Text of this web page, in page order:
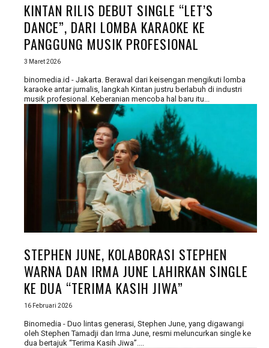
KINTAN RILIS DEBUT SINGLE “LET’S
DANCE”, DARI LOMBA KARAOKE KE
PANGGUNG MUSIK PROFESIONAL
3 Maret 2026
binomedia.id - Jakarta. Berawal dari keisengan mengikuti lomba
karaoke antar jurnalis, langkah Kintan justru berlabuh di industri
musik profesional. Keberanian mencoba hal baru itu...
STEPHEN JUNE, KOLABORASI STEPHEN
WARNA DAN IRMA JUNE LAHIRKAN SINGLE
KE DUA “TERIMA KASIH JIWA”
16 Februari 2026
Binomedia - Duo lintas generasi, Stephen June, yang digawangi
oleh Stephen Tamadji dan Irma June, resmi meluncurkan single ke
dua bertajuk “Terima Kasih Jiwa”....